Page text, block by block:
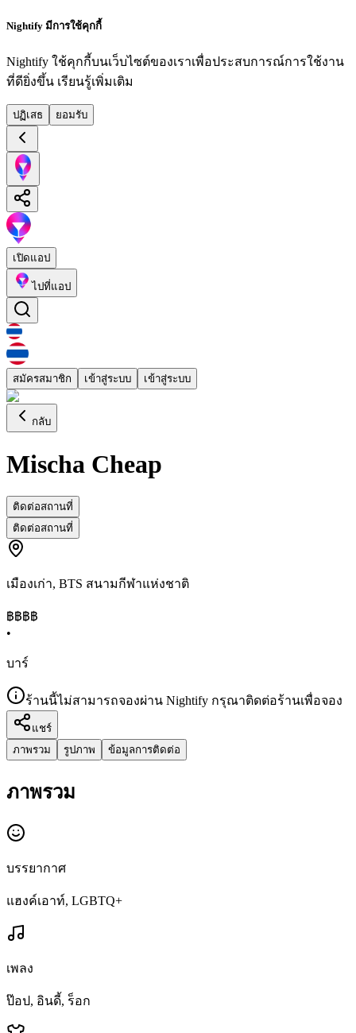
Nightify มีการใช้คุกกี้
Nightify ใช้คุกกี้บนเว็บไซต์ของเราเพื่อประสบการณ์การใช้งาน
ที่ดียิ่งขึ้น เรียนรู้เพิ่มเติม
ปฏิเสธ ยอมรับ
เปิดแอป
ไปที่แอป
สมัครสมาชิก เข้าสู่ระบบ เข้าสู่ระบบ
กลับ
Mischa Cheap
ติดต่อสถานที่
ติดต่อสถานที่
เมืองเก่า, BTS สนามกีฬาแห่งชาติ
฿฿฿฿
•
บาร์
ร้านนี้ไม่สามารถจองผ่าน Nightify กรุณาติดต่อร้านเพื่อจอง
แชร์
ภาพรวม
รูปภาพ ข้อมูลการติดต่อ
ภาพรวม
บรรยากาศ
แฮงค์เอาท์, LGBTQ+
เพลง
ป๊อป, อินดี้, ร็อก